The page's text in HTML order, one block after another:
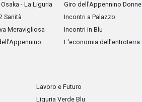
Osaka - La Liguria
Sanità
Meravigliosa
Giro dell'Appennino Donne
Incontri a Palazzo
Incontri in Blu
L'economia dell'entroterra
Lavoro e Futuro
Liguria Verde Blu